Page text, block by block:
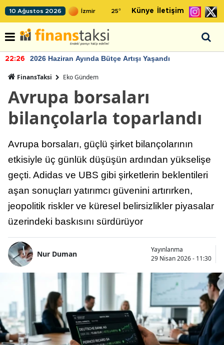
10 Ağustos 2026 25° Künye İletişim
22:26 2026 Haziran Ayında Bütçe Artışı Yaşandı
FinansTaksi Eko Gündem
Avrupa borsaları
bilançolarla toparlandı
Avrupa borsaları, güçlü şirket bilançolarının
etkisiyle üç günlük düşüşün ardından yükselişe
geçti. Adidas ve UBS gibi şirketlerin beklentileri
aşan sonuçları yatırımcı güvenini artırırken,
jeopolitik riskler ve küresel belirsizlikler piyasalar
üzerindeki baskısını sürdürüyor
Nur Duman
Yayınlanma
29 Nisan 2026 - 11:30